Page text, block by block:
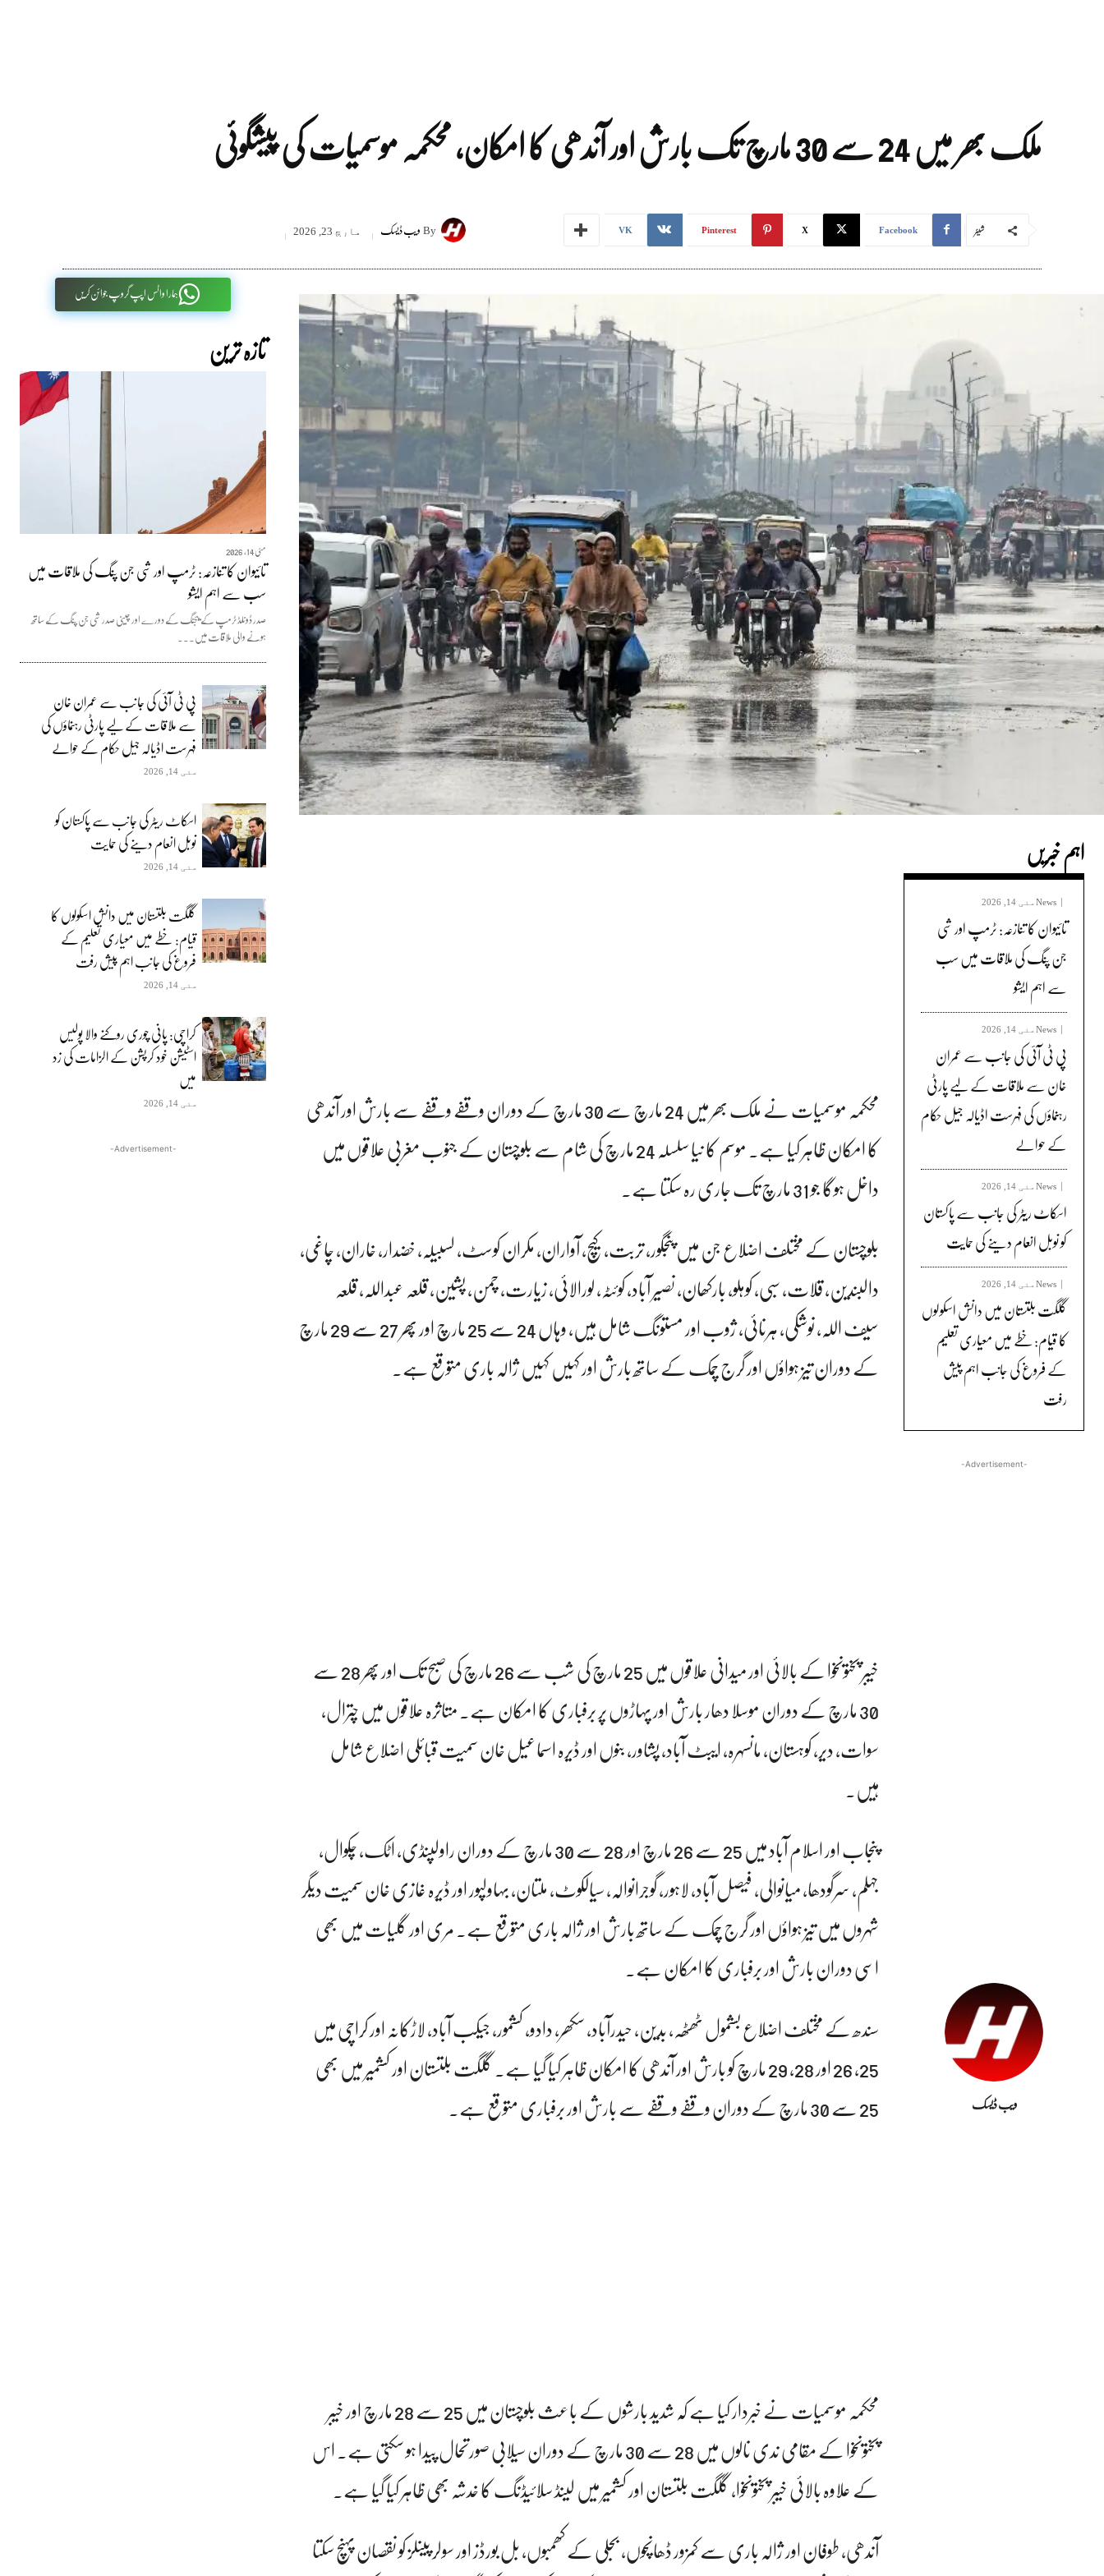
ملک بھر میں 24 سے 30 مارچ تک بارش اور آندھی کا امکان، محکمہ موسمیات کی پیشگوئی
Byویب ڈیسک مارچ 23, 2026 شیئر Facebook
X
Pinterest
VK
ہمارا واٹس اپپ گروپ جوائن کریں
تازہ ترین
مئی 14, 2026
تائیوان کا تنازعہ: ٹرمپ اور شی جن پنگ کی ملاقات میں
سب سے اہم ایشو
صدر ڈونلڈ ٹرمپ کے بیجنگ کے دورے اور چینی صدر شی جن پنگ کے ساتھ
ہونے والی ملاقات میں...
پی ٹی آئی کی جانب سے عمران خان
سے ملاقات کے لیے پارٹی رہنماؤں کی
فہرست اڈیالہ جیل حکام کے حوالے
مئی 14, 2026
اسکاٹ ریٹر کی جانب سے پاکستان کو
نوبل انعام دینے کی حمایت
مئی 14, 2026
گلگت بلتستان میں دانش اسکولوں کا
قیام: خطے میں معیاری تعلیم کے
فروغ کی جانب اہم پیش رفت
مئی 14, 2026
کراچی: پانی چوری روکنے والا پولیس
اسٹیشن خود کرپشن کے الزامات کی زد
میں
مئی 14, 2026
-Advertisement-
محکمہ موسمیات نے ملک بھر میں 24 مارچ سے 30 مارچ کے دوران وقفے وقفے سے بارش اور آندھی
کا امکان ظاہر کیا ہے۔ موسم کا نیا سلسلہ 24 مارچ کی شام سے بلوچستان کے جنوب مغربی علاقوں میں
داخل ہوگا جو 31 مارچ تک جاری رہ سکتا ہے۔
بلوچستان کے مختلف اضلاع جن میں پنجگور، تربت، کیچ، آواران، مکران کوسٹ، لسبیلہ، خضدار، خاران، چاغی،
دالبندین، قلات، سبی، کوہلو، بارکھان، نصیر آباد، کوئٹہ، لورالائی، زیارت، چمن، پشین، قلعہ عبداللہ، قلعہ
سیف اللہ، نوشکی، ہرنائی، ژوب اور مستونگ شامل ہیں، وہاں 24 سے 25 مارچ اور پھر 27 سے 29 مارچ
کے دوران تیز ہواؤں اور گرج چمک کے ساتھ بارش اور کہیں کہیں ژالہ باری متوقع ہے۔
خیبر پختونخوا کے بالائی اور میدانی علاقوں میں 25 مارچ کی شب سے 26 مارچ کی صبح تک اور پھر 28 سے
30 مارچ کے دوران موسلا دھار بارش اور پہاڑوں پر برفباری کا امکان ہے۔ متاثرہ علاقوں میں چترال،
سوات، دیر، کوہستان، مانسہرہ، ایبٹ آباد، پشاور، بنوں اور ڈیرہ اسماعیل خان سمیت قبائلی اضلاع شامل
ہیں۔
پنجاب اور اسلام آباد میں 25 سے 26 مارچ اور 28 سے 30 مارچ کے دوران راولپنڈی، اٹک، چکوال،
جہلم، سرگودھا، میانوالی، فیصل آباد، لاہور، گوجرانوالہ، سیالکوٹ، ملتان، بہاولپور اور ڈیرہ غازی خان سمیت دیگر
شہروں میں تیز ہواؤں اور گرج چمک کے ساتھ بارش اور ژالہ باری متوقع ہے۔ مری اور گلیات میں بھی
اسی دوران بارش اور برفباری کا امکان ہے۔
سندھ کے مختلف اضلاع بشمول ٹھٹھہ، بدین، حیدرآباد، سکھر، دادو، کشمور، جیکب آباد، لاڑکانہ اور کراچی میں
25، 26 اور 28، 29 مارچ کو بارش اور آندھی کا امکان ظاہر کیا گیا ہے۔ گلگت بلتستان اور کشمیر میں بھی
25 سے 30 مارچ کے دوران وقفے وقفے سے بارش اور برفباری متوقع ہے۔
محکمہ موسمیات نے خبردار کیا ہے کہ شدید بارشوں کے باعث بلوچستان میں 25 سے 28 مارچ اور خیبر
پختونخوا کے مقامی ندی نالوں میں 28 سے 30 مارچ کے دوران سیلابی صورتحال پیدا ہو سکتی ہے۔ اس
کے علاوہ بالائی خیبر پختونخوا، گلگت بلتستان اور کشمیر میں لینڈ سلائیڈنگ کا خدشہ بھی ظاہر کیا گیا ہے۔
آندھی، طوفان اور ژالہ باری سے کمزور ڈھانچوں، بجلی کے کھمبوں، بل بورڈز اور سولر پینلز کو نقصان پہنچ سکتا
اہم خبریں
News مئی 14, 2026
تائیوان کا تنازعہ: ٹرمپ اور شی
جن پنگ کی ملاقات میں سب
سے اہم ایشو
News مئی 14, 2026
پی ٹی آئی کی جانب سے عمران
خان سے ملاقات کے لیے پارٹی
رہنماؤں کی فہرست اڈیالہ جیل حکام
کے حوالے
News مئی 14, 2026
اسکاٹ ریٹر کی جانب سے پاکستان
کو نوبل انعام دینے کی حمایت
News مئی 14, 2026
گلگت بلتستان میں دانش اسکولوں
کا قیام: خطے میں معیاری تعلیم
کے فروغ کی جانب اہم پیش
رفت
-Advertisement-
ویب ڈیسک